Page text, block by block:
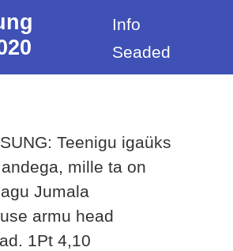
Info
Seaded
Teenigu igaüks
mille ta on
Jumala
armu head
1Pt 4,10